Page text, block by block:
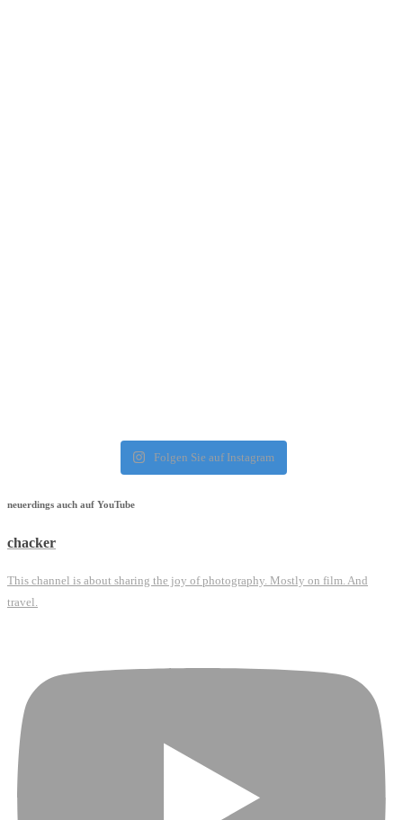
Folgen Sie auf Instagram
neuerdings auch auf YouTube
chacker
This channel is about sharing the joy of photography. Mostly on film. And
travel.